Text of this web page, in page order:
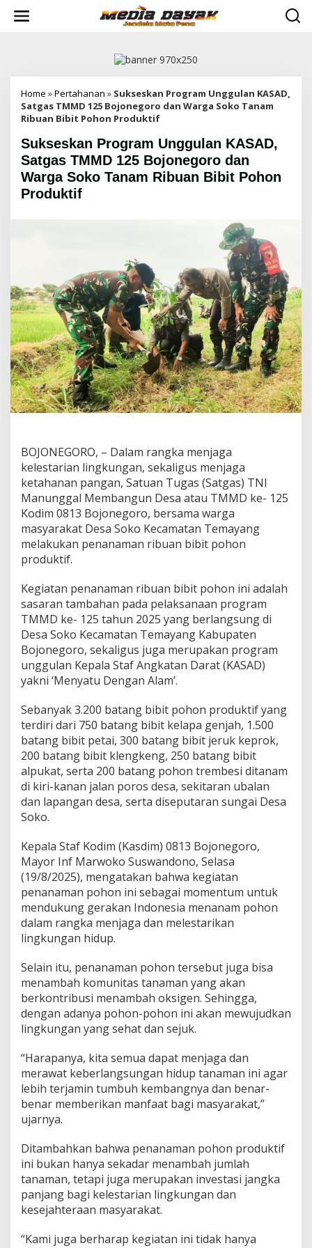
Home »Pertahanan » Sukseskan Program Unggulan KASAD,
Satgas TMMD 125 Bojonegoro dan Warga Soko Tanam
Ribuan Bibit Pohon Produktif
Sukseskan Program Unggulan KASAD,
Satgas TMMD 125 Bojonegoro dan
Warga Soko Tanam Ribuan Bibit Pohon
Produktif
BOJONEGORO, – Dalam rangka menjaga
kelestarian lingkungan, sekaligus menjaga
ketahanan pangan, Satuan Tugas (Satgas) TNI
Manunggal Membangun Desa atau TMMD ke- 125
Kodim 0813 Bojonegoro, bersama warga
masyarakat Desa Soko Kecamatan Temayang
melakukan penanaman ribuan bibit pohon
produktif.
Kegiatan penanaman ribuan bibit pohon ini adalah
sasaran tambahan pada pelaksanaan program
TMMD ke- 125 tahun 2025 yang berlangsung di
Desa Soko Kecamatan Temayang Kabupaten
Bojonegoro, sekaligus juga merupakan program
unggulan Kepala Staf Angkatan Darat (KASAD)
yakni ‘Menyatu Dengan Alam’.
Sebanyak 3.200 batang bibit pohon produktif yang
terdiri dari 750 batang bibit kelapa genjah, 1.500
batang bibit petai, 300 batang bibit jeruk keprok,
200 batang bibit klengkeng, 250 batang bibit
alpukat, serta 200 batang pohon trembesi ditanam
di kiri-kanan jalan poros desa, sekitaran ubalan
dan lapangan desa, serta diseputaran sungai Desa
Soko.
Kepala Staf Kodim (Kasdim) 0813 Bojonegoro,
Mayor Inf Marwoko Suswandono, Selasa
(19/8/2025), mengatakan bahwa kegiatan
penanaman pohon ini sebagai momentum untuk
mendukung gerakan Indonesia menanam pohon
dalam rangka menjaga dan melestarikan
lingkungan hidup.
Selain itu, penanaman pohon tersebut juga bisa
menambah komunitas tanaman yang akan
berkontribusi menambah oksigen. Sehingga,
dengan adanya pohon-pohon ini akan mewujudkan
lingkungan yang sehat dan sejuk.
“Harapanya, kita semua dapat menjaga dan
merawat keberlangsungan hidup tanaman ini agar
lebih terjamin tumbuh kembangnya dan benar-
benar memberikan manfaat bagi masyarakat,”
ujarnya.
Ditambahkan bahwa penanaman pohon produktif
ini bukan hanya sekadar menambah jumlah
tanaman, tetapi juga merupakan investasi jangka
panjang bagi kelestarian lingkungan dan
kesejahteraan masyarakat.
“Kami juga berharap kegiatan ini tidak hanya